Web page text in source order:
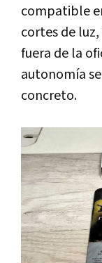
compatible
cortes de
fuera de la
autonomía
concreto.